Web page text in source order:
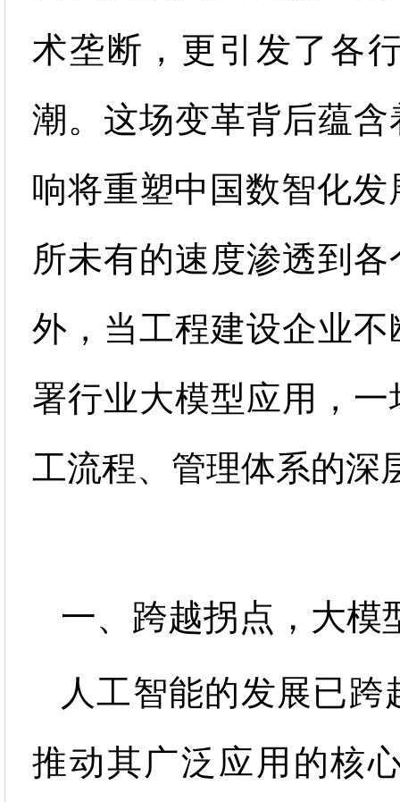
术垄断，更引发了各
潮。这场变革背后蕴
响将重塑中国数智化
所未有的速度渗透到
外，当工程建设企业
署行业大模型应用，
工流程、管理体系的深
一、跨越拐点，大模
人工智能的发展已
推动其广泛应用的核